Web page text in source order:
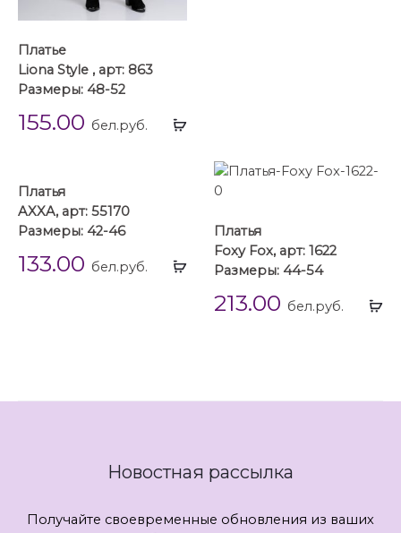
Выбрать
Платье
Liona Style , арт: 863
Размеры: 48-52
155.00 бел.руб.
Выбрать
Платья
AXXA, арт: 55170
Размеры: 42-46
133.00 бел.руб.
Платья
Foxy Fox, арт: 1622
Размеры: 44-54
213.00 бел.руб.
Новостная рассылка
Получайте своевременные обновления из ваших